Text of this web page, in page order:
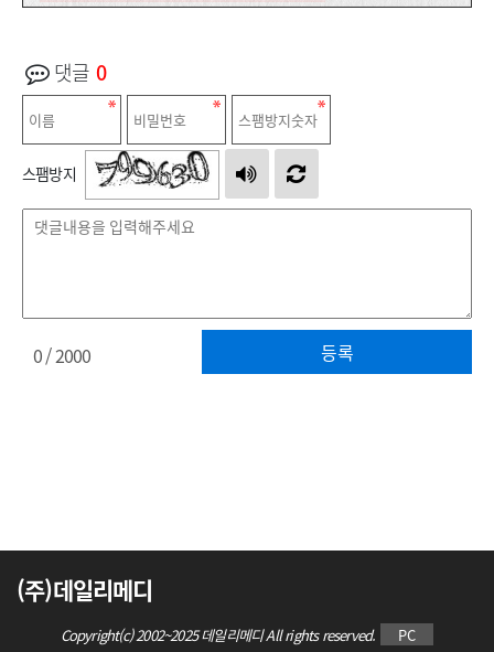
댓글 0
스팸방지
등록
0/ 2000
(주)데일리메디
Copyright(c) 2002~2025 데일리메디 All rights reserved. PC